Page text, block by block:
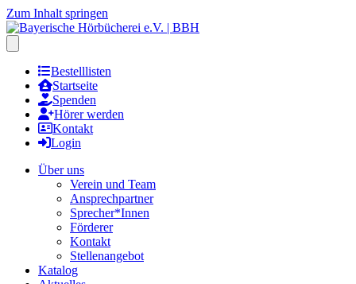
Zum Inhalt springen
Bestelllisten
Startseite
Spenden
Hörer werden
Kontakt
Login
Über uns
Verein und Team
Ansprechpartner
Sprecher*Innen
Förderer
Kontakt
Stellenangebot
Katalog